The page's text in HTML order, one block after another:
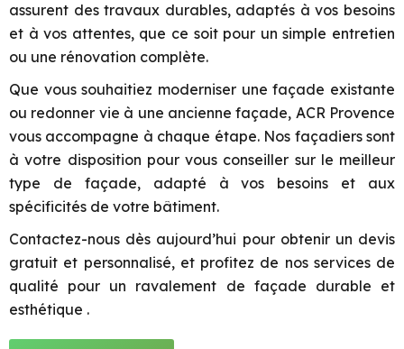
assurent des travaux durables, adaptés à vos besoins
et à vos attentes, que ce soit pour un simple entretien
ou une rénovation complète.
Que vous souhaitiez moderniser une façade existante
ou redonner vie à une ancienne façade, ACR Provence
vous accompagne à chaque étape. Nos façadiers sont
à votre disposition pour vous conseiller sur le meilleur
type de façade, adapté à vos besoins et aux
spécificités de votre bâtiment.
Contactez-nous dès aujourd’hui pour obtenir un devis
gratuit et personnalisé, et profitez de nos services de
qualité pour un ravalement de façade durable et
esthétique .